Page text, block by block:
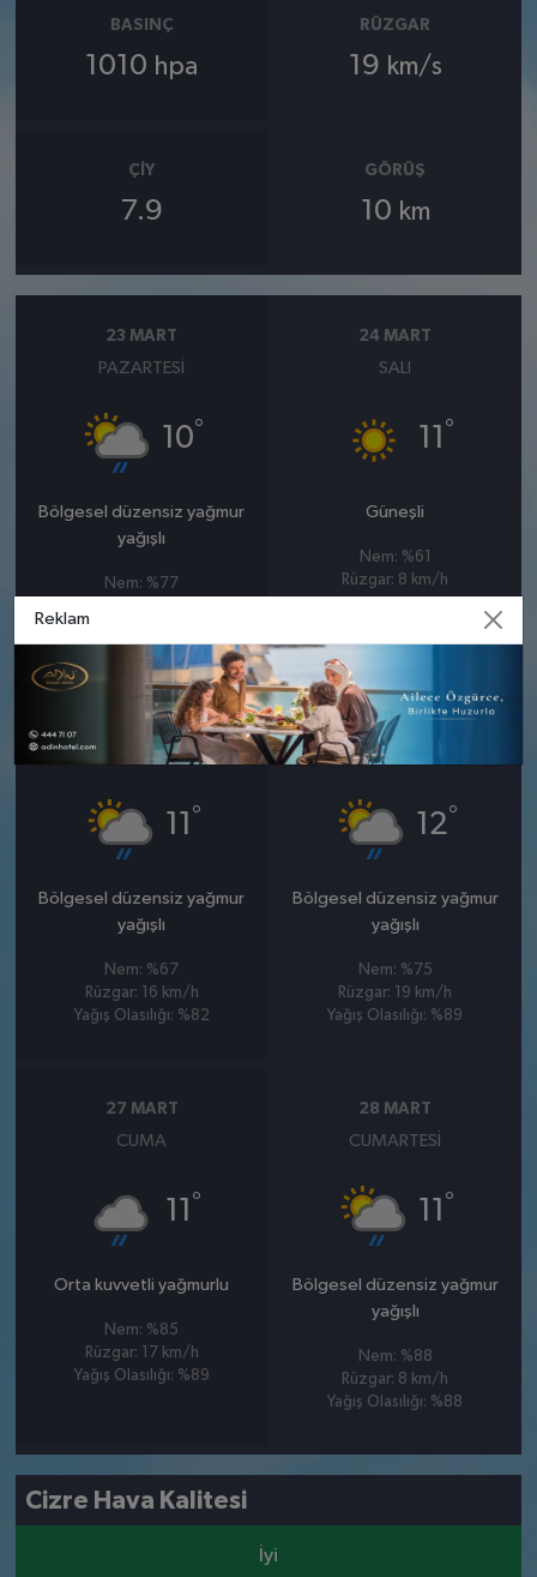
BASINÇ
1010 hpa
RÜZGAR
19 km/s
ÇIY
7.9
GÖRÜŞ
10 km
23 MART
PAZARTESI
10°
Bölgesel düzensiz yağmur
yağışlı
Nem: %77
24 MART
SALI
11 °
Güneşli
Nem: %61
Rüzgar: 8 km/h
25 MART
ÇARŞAMBA
11 °
Bölgesel düzensiz yağmur
yağışlı
Nem: %67
Rüzgar: 16 km/h
Yağış Olasılığı: %82
26 MART
PERŞEMBE
12°
Bölgesel düzensiz yağmur
yağışlı
Nem: %75
Rüzgar: 19 km/h
Yağış Olasılığı: %89
27 MART
CUMA
11 °
Orta kuvvetli yağmurlu
Nem: %85
Rüzgar: 17 km/h
Yağış Olasılığı: %89
28 MART
CUMARTESI
11 °
Bölgesel düzensiz yağmur
yağışlı
Nem: %88
Rüzgar: 8 km/h
Yağış Olasılığı: %88
Cizre Hava Kalitesi
İyi
Reklam